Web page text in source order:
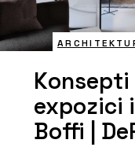
expozici
Boffi |